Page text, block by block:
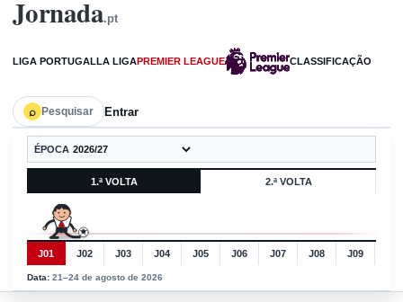
Jornada.pt
LIGA PORTUGALLA LIGAPREMIER LEAGUE CLASSIFICAÇÃO
Pesquisar Entrar
ÉPOCA
1.ª VOLTA 2.ª VOLTA
J01 J02 J03 J04 J05 J06 J07 J08 J09
Data: 21–24 de agosto de 2026